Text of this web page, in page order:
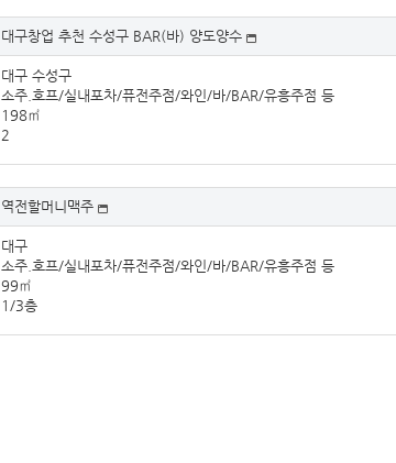
대구창업 추천 수성구 BAR(바) 양도양수
대구 수성구
소주.호프/실내포차/퓨전주점/와인/바/BAR/유흥주점 등
198㎡
2
역전할머니맥주
대구
소주.호프/실내포차/퓨전주점/와인/바/BAR/유흥주점 등
99㎡
1/3층